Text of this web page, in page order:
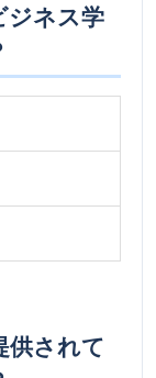
ジネス学
供されて